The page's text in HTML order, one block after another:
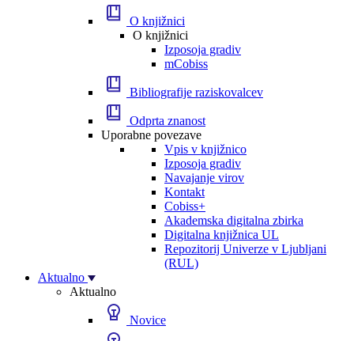
O knjižnici
O knjižnici
Izposoja gradiv
mCobiss
Bibliografije raziskovalcev
Odprta znanost
Uporabne povezave
Vpis v knjižnico
Izposoja gradiv
Navajanje virov
Kontakt
Cobiss+
Akademska digitalna zbirka
Digitalna knjižnica UL
Repozitorij Univerze v Ljubljani
(RUL)
Aktualno
Aktualno
Novice